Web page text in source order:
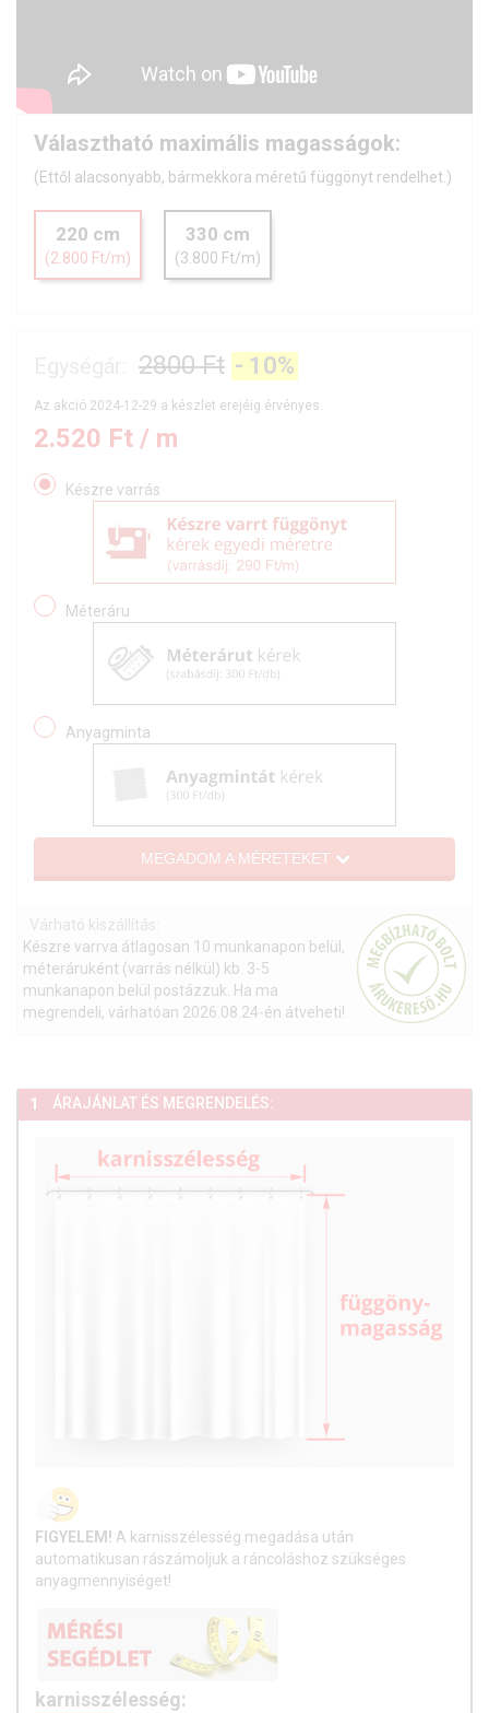
Választható maximális magasságok:
(Ettől alacsonyabb, bármekkora méretű függönyt rendelhet.)
220 cm
(2.800 Ft/m)
330 cm
(3.800 Ft/m)
2800 Ft - 10%
Az akció 2024-12-29 a készlet erejéig érvényes.
2.520 Ft / m
Készre varrás
Méteráru
Anyagminta
MEGADOM A MÉRETEKET
Várható kiszállítás:
Készre varrva átlagosan 10 munkanapon belül,
méteráruként (varrás nélkül) kb. 3-5
munkanapon belül postázzuk. Ha ma
megrendeli, várhatóan 2026.08.24-én átveheti!
1 ÁRAJÁNLAT ÉS MEGRENDELÉS:
FIGYELEM! A karnisszélesség megadása után
automatikusan rászámoljuk a ráncoláshoz szükséges
anyagmennyiséget!
karnisszélesség: